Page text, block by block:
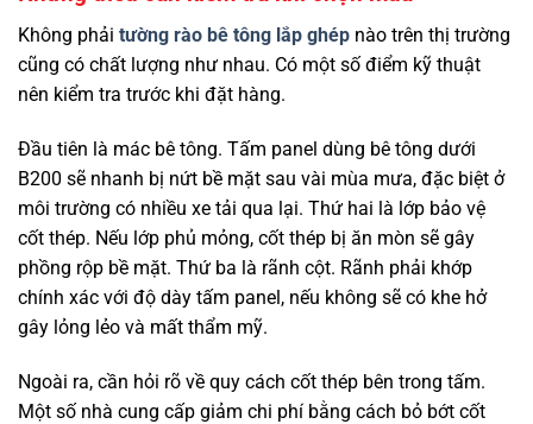
Không phải tường rào bê tông lắp ghép nào trên thị trường
cũng có chất lượng như nhau. Có một số điểm kỹ thuật
nên kiểm tra trước khi đặt hàng.
Đầu tiên là mác bê tông. Tấm panel dùng bê tông dưới
B200 sẽ nhanh bị nứt bề mặt sau vài mùa mưa, đặc biệt ở
môi trường có nhiều xe tải qua lại. Thứ hai là lớp bảo vệ
cốt thép. Nếu lớp phủ mỏng, cốt thép bị ăn mòn sẽ gây
phồng rộp bề mặt. Thứ ba là rãnh cột. Rãnh phải khớp
chính xác với độ dày tấm panel, nếu không sẽ có khe hở
gây lỏng lẻo và mất thẩm mỹ.
Ngoài ra, cần hỏi rõ về quy cách cốt thép bên trong tấm.
Một số nhà cung cấp giảm chi phí bằng cách bỏ bớt cốt